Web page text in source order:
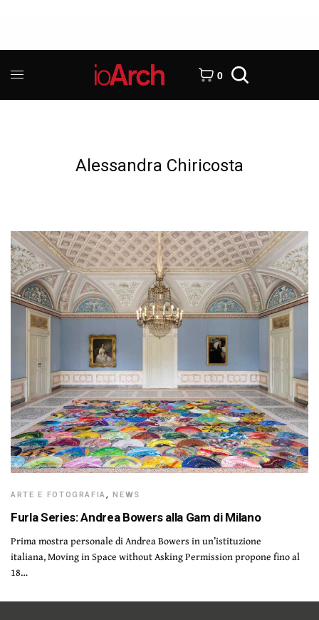
0
Alessandra Chiricosta
ARTE E FOTOGRAFIA,NEWS
Furla Series: Andrea Bowers alla Gam di Milano
Prima mostra personale di Andrea Bowers in un’istituzione
italiana, Moving in Space without Asking Permission propone fino al
18…